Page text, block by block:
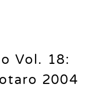
Vol. 18:
2004